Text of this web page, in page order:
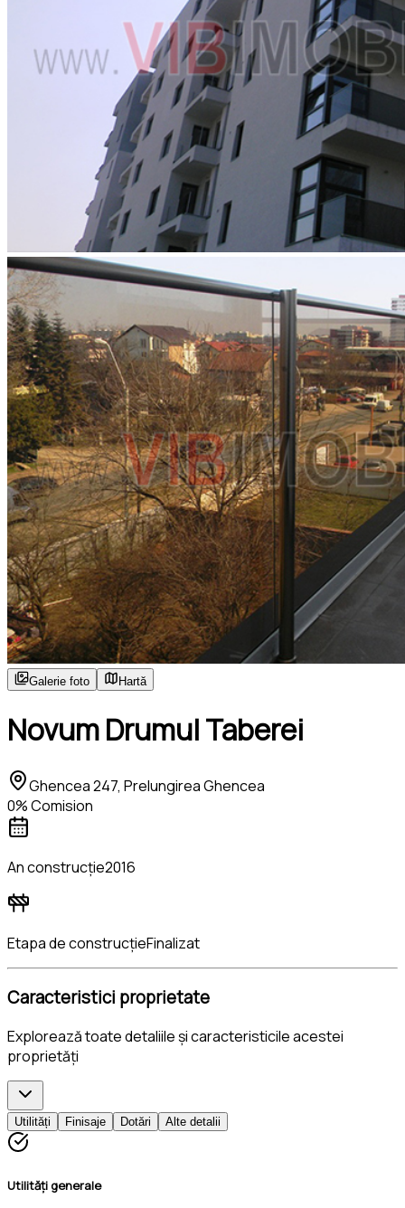
Galerie foto Hartă
Novum Drumul Taberei
Ghencea 247, Prelungirea Ghencea
0% Comision
An construcție2016
Etapa de construcțieFinalizat
Caracteristici proprietate
Explorează toate detaliile și caracteristicile acestei
proprietăți
Utilități Finisaje Dotări Alte detalii
Utilități generale